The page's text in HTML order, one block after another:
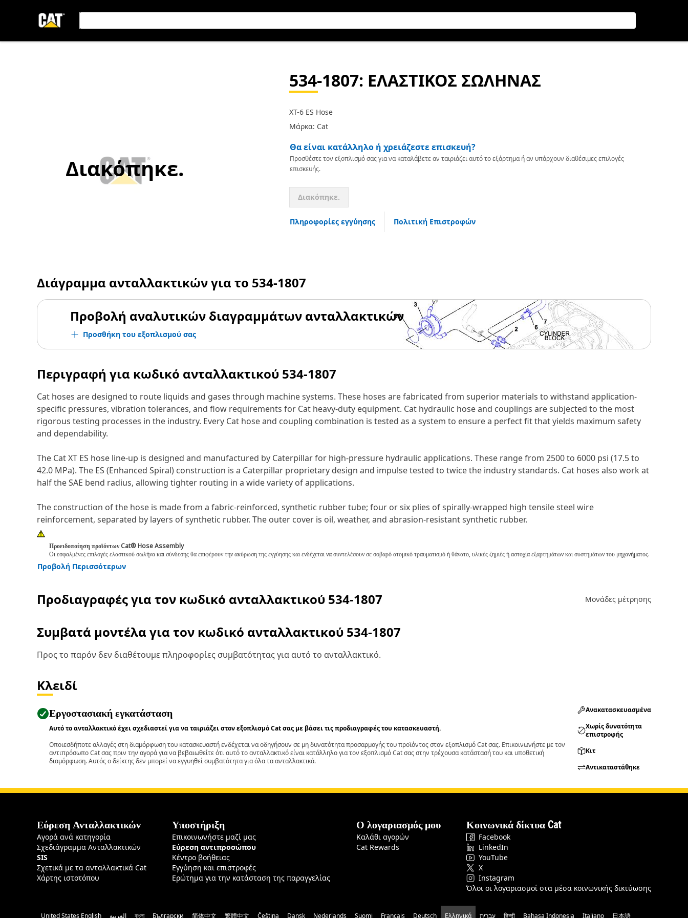
Διακόπηκε.
534-1807: ΕΛΑΣΤΙΚΟΣ ΣΩΛΗΝΑΣ
XT-6 ES Hose
Μάρκα: Cat
Θα είναι κατάλληλο ή χρειάζεστε επισκευή?
Προσθέστε τον εξοπλισμό σας για να καταλάβετε αν ταιριάζει αυτό το εξάρτημα ή αν υπάρχουν διαθέσιμες επιλογές
επισκευής.
Διακόπηκε.
Πληροφορίες εγγύησης Πολιτική Επιστροφών
Διάγραμμα ανταλλακτικών για το 534-1807
Προβολή αναλυτικών διαγραμμάτων ανταλλακτικών
Προσθήκη του εξοπλισμού σας
Περιγραφή για κωδικό ανταλλακτικού 534-1807
Cat hoses are designed to route liquids and gases through machine systems. These hoses are fabricated from superior materials to withstand application-
specific pressures, vibration tolerances, and flow requirements for Cat heavy-duty equipment. Cat hydraulic hose and couplings are subjected to the most
rigorous testing processes in the industry. Every Cat hose and coupling combination is tested as a system to ensure a perfect fit that yields maximum safety
and dependability.
The Cat XT ES hose line-up is designed and manufactured by Caterpillar for high-pressure hydraulic applications. These range from 2500 to 6000 psi (17.5 to
42.0 MPa). The ES (Enhanced Spiral) construction is a Caterpillar proprietary design and impulse tested to twice the industry standards. Cat hoses also work at
half the SAE bend radius, allowing tighter routing in a wide variety of applications.
The construction of the hose is made from a fabric-reinforced, synthetic rubber tube; four or six plies of spirally-wrapped high tensile steel wire
reinforcement, separated by layers of synthetic rubber. The outer cover is oil, weather, and abrasion-resistant synthetic rubber.
Προειδοποίηση προϊόντων Cat® Hose Assembly
Οι εσφαλμένες επιλογές ελαστικού σωλήνα και σύνδεσης θα επιφέρουν την ακύρωση της εγγύησης και ενδέχεται να συντελέσουν σε σοβαρό ατομικό τραυματισμό ή θάνατο, υλικές ζημιές ή αστοχία εξαρτημάτων και συστημάτων του μηχανήματος.
Προβολή Περισσότερων
Προδιαγραφές για τον κωδικό ανταλλακτικού 534-1807 Μονάδες μέτρησης
Συμβατά μοντέλα για τον κωδικό ανταλλακτικού 534-1807
Προς το παρόν δεν διαθέτουμε πληροφορίες συμβατότητας για αυτό το ανταλλακτικό.
Κλειδί
Εργοστασιακή εγκατάσταση
Αυτό το ανταλλακτικό έχει σχεδιαστεί για να ταιριάζει στον εξοπλισμό Cat σας με βάσει τις προδιαγραφές του κατασκευαστή.
Οποιεσδήποτε αλλαγές στη διαμόρφωση του κατασκευαστή ενδέχεται να οδηγήσουν σε μη δυνατότητα προσαρμογής του προϊόντος στον εξοπλισμό Cat σας. Επικοινωνήστε με τον
αντιπρόσωπο Cat σας πριν την αγορά για να βεβαιωθείτε ότι αυτό το ανταλλακτικό είναι κατάλληλο για τον εξοπλισμό Cat σας στην τρέχουσα κατάστασή του και υποθετική
διαμόρφωση. Αυτός ο δείκτης δεν μπορεί να εγγυηθεί συμβατότητα για όλα τα ανταλλακτικά.
Ανακατασκευασμένα
Χωρίς δυνατότητα
επιστροφής
Κιτ
Αντικαταστάθηκε
Εύρεση Ανταλλακτικών
Αγορά ανά κατηγορία
Σχεδιάγραμμα Ανταλλακτικών
SIS
Σχετικά με τα ανταλλακτικά Cat
Χάρτης ιστοτόπου
Υποστήριξη
Επικοινωνήστε μαζί μας
Εύρεση αντιπροσώπου
Κέντρο βοήθειας
Εγγύηση και επιστροφές
Ερώτημα για την κατάσταση της παραγγελίας
Ο λογαριασμός μου
Καλάθι αγορών
Cat Rewards
Κοινωνικά δίκτυα Cat
Facebook
LinkedIn
YouTube
X
Instagram
Όλοι οι λογαριασμοί στα μέσα κοινωνικής δικτύωσης
United States English العربية বাংলা Български 简体中文 繁體中文 Čeština Dansk Nederlands Suomi Français Deutsch Ελληνικά עברית हिन्दी Bahasa Indonesia Italiano 日本語